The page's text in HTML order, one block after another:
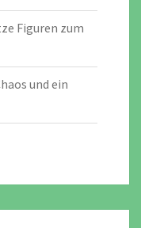
Figuren zum
und ein